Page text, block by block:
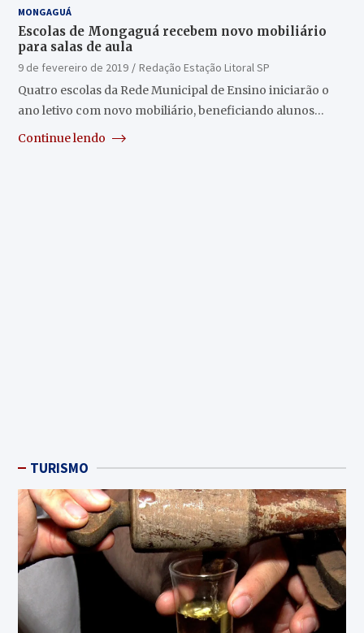
MONGAGUÁ
Escolas de Mongaguá recebem novo mobiliário
para salas de aula
9 de fevereiro de 2019
Redação Estação Litoral SP
Quatro escolas da Rede Municipal de Ensino iniciarão o
ano letivo com novo mobiliário, beneficiando alunos…
Continue lendo
TURISMO